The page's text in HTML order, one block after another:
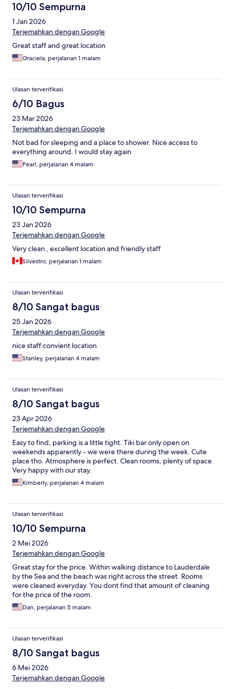
10/10 Sempurna
1 Jan 2026
Terjemahkan dengan Google
Great staff and great location
Graciela, perjalanan 1 malam
Ulasan terverifikasi
6/10 Bagus
23 Mar 2026
Terjemahkan dengan Google
Not bad for sleeping and a place to shower. Nice access to
everything around. I would stay again
Pearl, perjalanan 4 malam
Ulasan terverifikasi
10/10 Sempurna
23 Jan 2026
Terjemahkan dengan Google
Very clean , excellent location and friendly staff
Silvestro, perjalanan 1 malam
Ulasan terverifikasi
8/10 Sangat bagus
25 Jan 2026
Terjemahkan dengan Google
nice staff convient location
Stanley, perjalanan 4 malam
Ulasan terverifikasi
8/10 Sangat bagus
23 Apr 2026
Terjemahkan dengan Google
Easy to find, parking is a little tight. Tiki bar only open on
weekends apparently - we were there during the week. Cute
place tho. Atmosphere is perfect. Clean rooms, plenty of space.
Very happy with our stay.
Kimberly, perjalanan 4 malam
Ulasan terverifikasi
10/10 Sempurna
2 Mei 2026
Terjemahkan dengan Google
Great stay for the price. Within walking distance to Lauderdale
by the Sea and the beach was right across the street. Rooms
were cleaned everyday. You dont find that amount of cleaning
for the price of the room.
Dan, perjalanan 5 malam
Ulasan terverifikasi
8/10 Sangat bagus
6 Mei 2026
Terjemahkan dengan Google